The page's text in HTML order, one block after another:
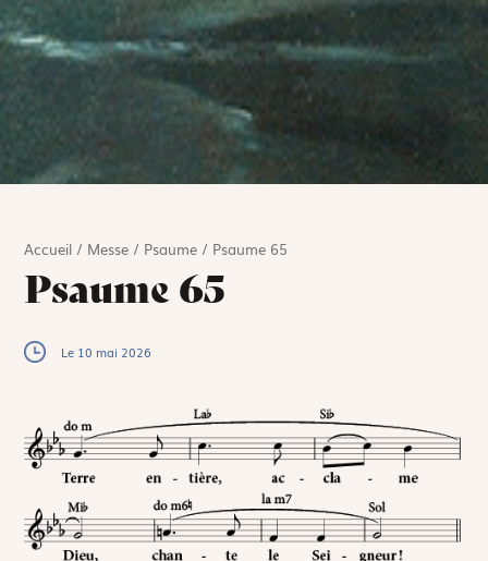
Accueil / Messe / Psaume / Psaume 65
Psaume 65
Le 10 mai 2026